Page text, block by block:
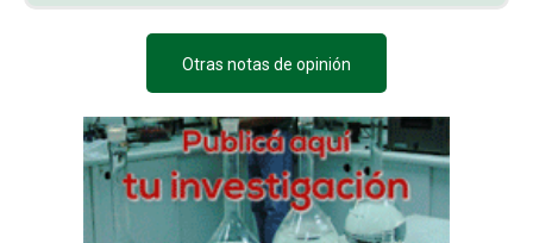
Otras notas de opinión